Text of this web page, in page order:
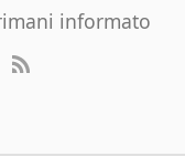
informato